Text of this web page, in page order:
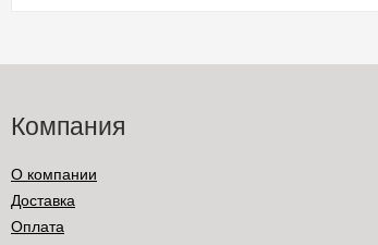
Компания
О компании
Доставка
Оплата